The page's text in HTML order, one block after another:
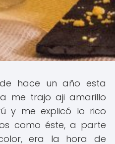
hace un año esta
me trajo aji amarillo
y me explicó lo rico
como éste, a parte
era la hora de